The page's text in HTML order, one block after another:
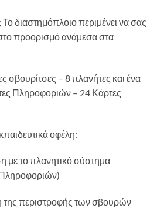
διαστημόπλοιο περιμένει να σας
προορισμό ανάμεσα στα
σβουρίτσες – 8 πλανήτες και ένα
Πληροφοριών – 24 Κάρτες
οφέλη:
με το πλανητικό σύστημα
της περιστροφής των σβουρών